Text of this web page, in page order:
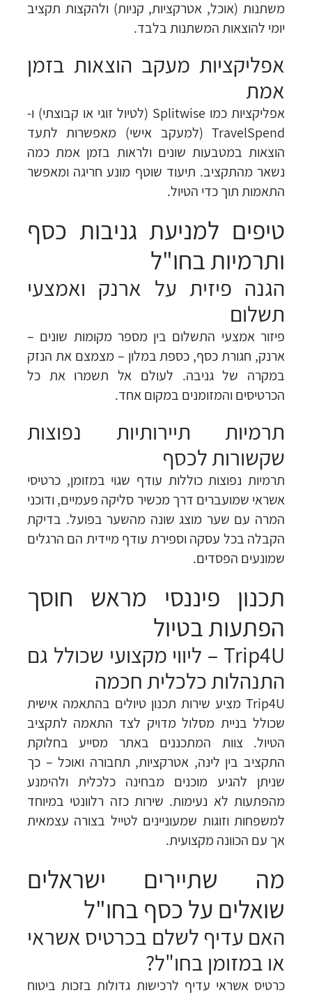
משתנות (אוכל, אטרקציות, קניות) ולהקצות תקציב
יומי להוצאות המשתנות בלבד.
אפליקציות מעקב הוצאות בזמן
אמת
אפליקציות כמו Splitwise (לטיול זוגי או קבוצתי) ו-
TravelSpend (למעקב אישי) מאפשרות לתעד
הוצאות במטבעות שונים ולראות בזמן אמת כמה
נשאר מהתקציב. תיעוד שוטף מונע חריגה ומאפשר
התאמות תוך כדי הטיול.
טיפים למניעת גניבות כסף
ותרמיות בחו"ל
הגנה פיזית על ארנק ואמצעי
תשלום
פיזור אמצעי התשלום בין מספר מקומות שונים –
ארנק, חגורת כסף, כספת במלון – מצמצם את הנזק
במקרה של גניבה. לעולם אל תשמרו את כל
הכרטיסים והמזומנים במקום אחד.
תרמיות תיירותיות נפוצות
שקשורות לכסף
תרמיות נפוצות כוללות עודף שגוי במזומן, כרטיסי
אשראי שמועברים דרך מכשיר סליקה פעמיים, ודוכני
המרה עם שער מוצג שונה מהשער בפועל. בדיקת
הקבלה בכל עסקה וספירת עודף מיידית הם הרגלים
שמונעים הפסדים.
תכנון פיננסי מראש חוסך
הפתעות בטיול
Trip4U – ליווי מקצועי שכולל גם
התנהלות כלכלית חכמה
Trip4U מציע שירות תכנון טיולים בהתאמה אישית
שכולל בניית מסלול מדויק לצד התאמה לתקציב
הטיול. צוות המתכננים באתר מסייע בחלוקת
התקציב בין לינה, אטרקציות, תחבורה ואוכל – כך
שניתן להגיע מוכנים מבחינה כלכלית ולהימנע
מהפתעות לא נעימות. שירות כזה רלוונטי במיוחד
למשפחות וזוגות שמעוניינים לטייל בצורה עצמאית
אך עם הכוונה מקצועית.
מה שתיירים ישראלים
שואלים על כסף בחו"ל
האם עדיף לשלם בכרטיס אשראי
או במזומן בחו"ל?
כרטיס אשראי עדיף לרכישות גדולות בזכות ביטוח